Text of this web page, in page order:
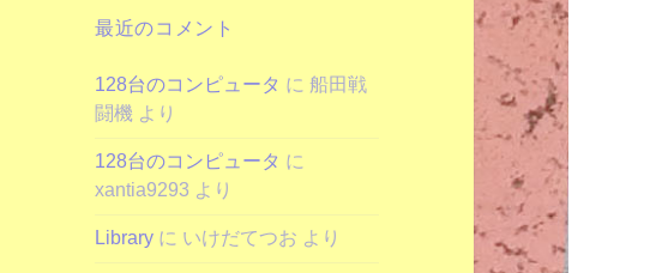
最近のコメント
128台のコンピュータ に船田戦
闘機 より
128台のコンピュータ に
xantia9293 より
Library に いけだてつお より